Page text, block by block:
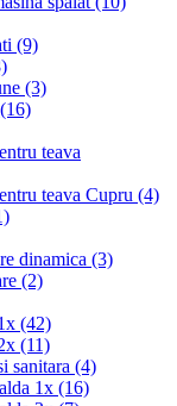
(9)
(3)
(16)
teava
teava Cupru (4)
dinamica (3)
(2)
(42)
(11)
sanitara (4)
1x (16)